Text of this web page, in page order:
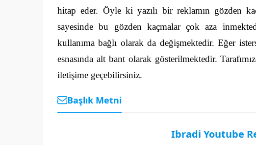
hitap eder. Öyle ki yazılı bir reklamın gözden
sayesinde bu gözden kaçmalar çok aza
kullanıma bağlı olarak da değişmektedir. Eğer
esnasında alt bant olarak gösterilmektedir.
iletişime geçebilirsiniz.
Başlık Metni
Ibradi Youtube